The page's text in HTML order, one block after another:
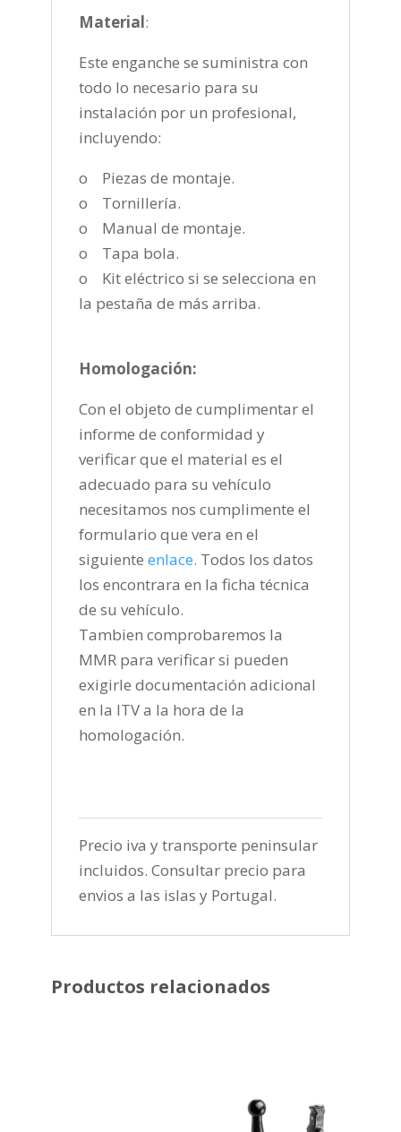
Material:
Este enganche se suministra con
todo lo necesario para su
instalación por un profesional,
incluyendo:
o Piezas de montaje.
o Tornillería.
o Manual de montaje.
o Tapa bola.
o Kit eléctrico si se selecciona en
la pestaña de más arriba.
Homologación:
Con el objeto de cumplimentar el
informe de conformidad y
verificar que el material es el
adecuado para su vehículo
necesitamos nos cumplimente el
formulario que vera en el
siguiente enlace. Todos los datos
los encontrara en la ficha técnica
de su vehículo.
Tambien comprobaremos la
MMR para verificar si pueden
exigirle documentación adicional
en la ITV a la hora de la
homologación.
Precio iva y transporte peninsular
incluidos. Consultar precio para
envios a las islas y Portugal.
Productos relacionados